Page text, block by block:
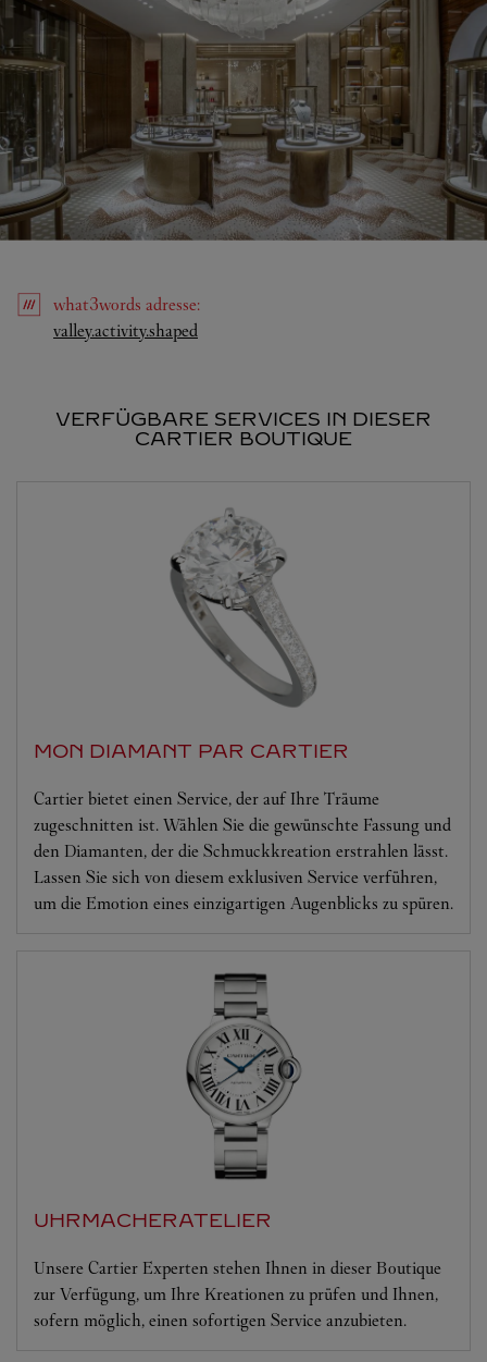
what3words adresse:
valley.activity.shaped
VERFÜGBARE SERVICES IN DIESER
CARTIER BOUTIQUE
MON DIAMANT PAR CARTIER
Cartier bietet einen Service, der auf Ihre Träume
zugeschnitten ist. Wählen Sie die gewünschte Fassung und
den Diamanten, der die Schmuckkreation erstrahlen lässt.
Lassen Sie sich von diesem exklusiven Service verführen,
um die Emotion eines einzigartigen Augenblicks zu spüren.
UHRMACHERATELIER
Unsere Cartier Experten stehen Ihnen in dieser Boutique
zur Verfügung, um Ihre Kreationen zu prüfen und Ihnen,
sofern möglich, einen sofortigen Service anzubieten.